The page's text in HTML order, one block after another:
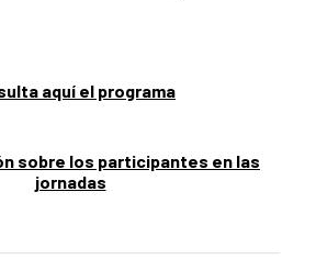
aquí el programa
sobre los participantes en las
jornadas